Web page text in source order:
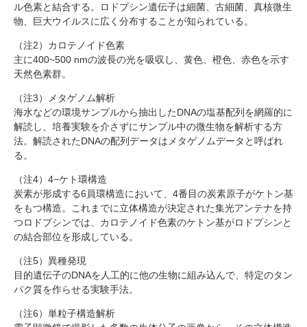
ル色素と結合する。ロドプシン遺伝子は細菌、古細菌、真核微生
物、巨大ウイルスに広く分布することが知られている。
（注2）カロテノイド色素
主に400~500 nmの波長の光を吸収し、黄色、橙色、赤色を示す
天然色素群。
（注3）メタゲノム解析
海水などの環境サンプルから抽出したDNAの塩基配列を網羅的に
解読し、培養実験を介さずにサンプル中の微生物を解析する方
法。解読されたDNAの配列データはメタゲノムデータと呼ばれ
る。
（注4）4−ケト環構造
炭素が形成する6員環構造において、4番目の炭素原子がケトン基
をもつ構造。これまでに立体構造が決定された集光アンテナを持
つロドプシンでは、カロテノイド色素のケトン基がロドプシンと
の結合部位を形成している。
（注5）異種発現
目的遺伝子のDNAを人工的に他の生物に組み込んで、特定のタン
パク質を作らせる実験手法。
（注6）単粒子構造解析